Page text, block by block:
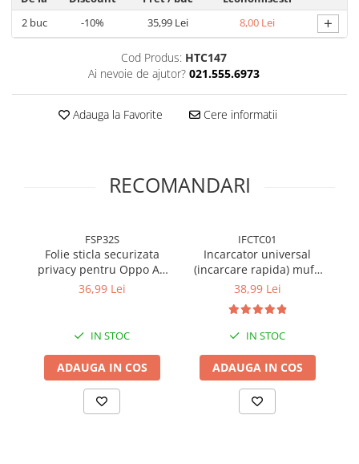
2buc -10% 35,99 Lei 8,00 Lei +
Cod Produs: HTC147
Ai nevoie de ajutor? 021.555.6973
Adauga la Favorite Cere informatii
RECOMANDARI
FSP32S
Folie sticla securizata
privacy pentru Oppo A5
PRO 4G / A5 PRO 5G cu
36,99 Lei
IN STOC
ADAUGA IN COS
IFCTC01
Incarcator universal
(incarcare rapida) mufa
Type-C 20W - Alb
38,99 Lei
IN STOC
ADAUGA IN COS